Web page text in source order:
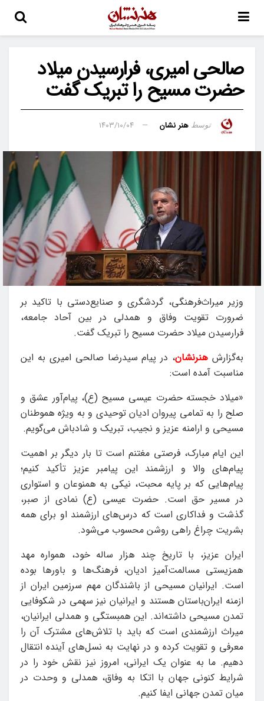
صالحی‌ امیری، فرارسیدن میلاد
حضرت مسیح را تبریک گفت
توسط هنر نشان ۱۴۰۳/۱۰/۰۴
وزیر میراث‌فرهنگی، گردشگری و صنایع‌دستی با تاکید بر
ضرورت تقویت وفاق و همدلی در بین آحاد جامعه،
فرارسیدن میلاد حضرت مسیح را تبریک گفت.
به‌گزارش هنرنشان، در پیام سیدرضا صالحی امیری به این
مناسبت آمده است:
«میلاد خجسته حضرت عیسی مسیح (ع)، پیام‌آور عشق و
صلح را به تمامی پیروان ادیان توحیدی و به ویژه هموطنان
مسیحی و ارامنه عزیز و نجیب، تبریک و شادباش می‌گویم.
این ایام مبارک، فرصتی مغتنم است تا بار دیگر بر اهمیت
پیام‌های والا و ارزشمند این پیامبر عزیز تأکید کنیم؛
پیام‌هایی که بر پایه محبت، نیکی به همنوعان و استواری
در مسیر حق است. حضرت عیسی (ع) نمادی از صبر،
گذشت و فداکاری است که درس‌های ارزشمند او برای همه
بشریت چراغ راهی روشن محسوب می‌شود.
ایران عزیز، با تاریخ چند هزار ساله خود، همواره مهد
همزیستی مسالمت‌آمیز ادیان، فرهنگ‌ها و باورها بوده
است. ایرانیان مسیحی از باشندگان مهم سرزمین ایران از
ازمنه ایران‌باستان هستند و ایرانیان نیز سهمی در شکوفایی
تمدن مسیحی داشته‌اند. این همبستگی و همدلی ایرانیان،
میراث ارزشمندی است که باید با تلاش‌های مشترک آن را
معرفی و تقویت کرده و در نهایت به نسل‌های آینده انتقال
دهیم. ما به عنوان یک ایرانی، امروز نیز نقش خود را در
شرایط کنونی جهان با اتکا به وفاق، همدلی و وحدت در
میان تمدن جهانی ایفا کنیم.